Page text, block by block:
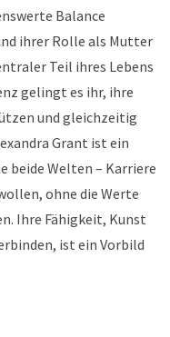
Balance
ihrer Rolle als Mutter
Teil ihres Lebens
gelingt es ihr, ihre
und gleichzeitig
Grant ist ein
beide Welten – Karriere
ohne die Werte
Ihre Fähigkeit, Kunst
ist ein Vorbild